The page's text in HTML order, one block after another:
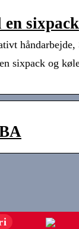
sixpack
sixpack og